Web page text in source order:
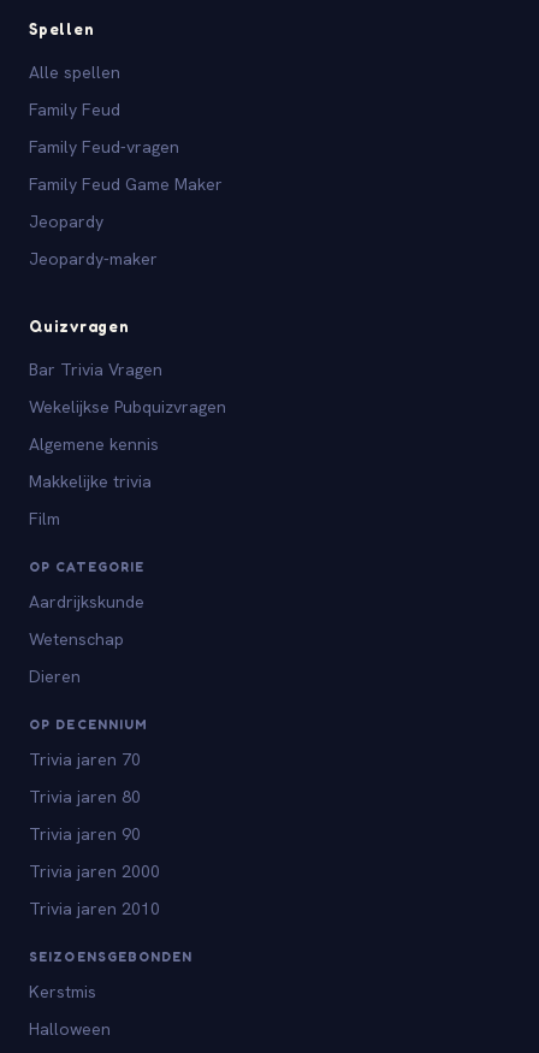
Spellen
Alle spellen
Family Feud
Family Feud-vragen
Family Feud Game Maker
Jeopardy
Jeopardy-maker
Quizvragen
Bar Trivia Vragen
Wekelijkse Pubquizvragen
Algemene kennis
Makkelijke trivia
Film
OP CATEGORIE
Aardrijkskunde
Wetenschap
Dieren
OP DECENNIUM
Trivia jaren 70
Trivia jaren 80
Trivia jaren 90
Trivia jaren 2000
Trivia jaren 2010
SEIZOENSGEBONDEN
Kerstmis
Halloween